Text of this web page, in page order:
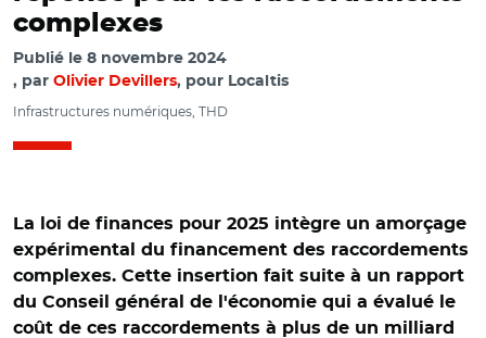
complexes
Publié le 8 novembre 2024
par Olivier Devillers, pour Localtis
Infrastructures numériques, THD
La loi de finances pour 2025 intègre un amorçage
expérimental du financement des raccordements
complexes. Cette insertion fait suite à un rapport
du Conseil général de l'économie qui a évalué le
coût de ces raccordements à plus de un milliard